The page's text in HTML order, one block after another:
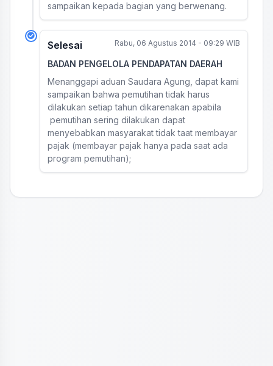
sampaikan kepada bagian yang berwenang.
Selesai Rabu, 06 Agustus 2014 - 09:29 WIB
BADAN PENGELOLA PENDAPATAN DAERAH
Menanggapi aduan Saudara Agung, dapat kami
sampaikan bahwa pemutihan tidak harus
dilakukan setiap tahun dikarenakan apabila
pemutihan sering dilakukan dapat
menyebabkan masyarakat tidak taat membayar
pajak (membayar pajak hanya pada saat ada
program pemutihan);